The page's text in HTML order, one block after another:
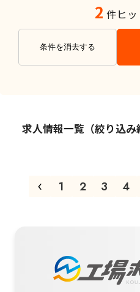
2 件ヒ
条件を消去する
求人情報一覧（絞り込み
1 2 3 4